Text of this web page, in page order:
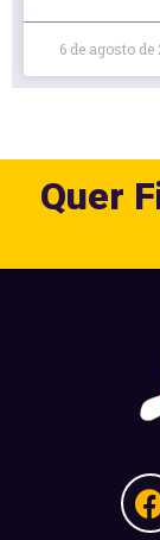
6 de agosto de
Quer